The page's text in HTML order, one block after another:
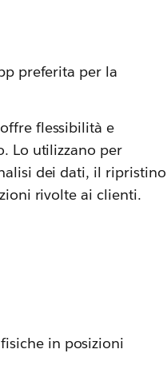
preferita per la
flessibilità e
Lo utilizzano per
dei dati, il ripristino
rivolte ai clienti.
in posizioni